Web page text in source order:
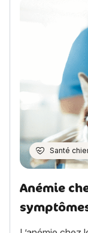
Santé
Anémie